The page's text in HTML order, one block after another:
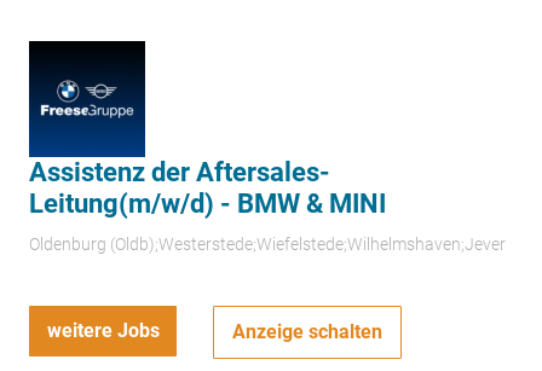
Assistenz der Aftersales-
Leitung(m/w/d) - BMW & MINI
Oldenburg (Oldb);Westerstede;Wiefelstede;Wilhelmshaven;Jever
weitere Jobs Anzeige schalten